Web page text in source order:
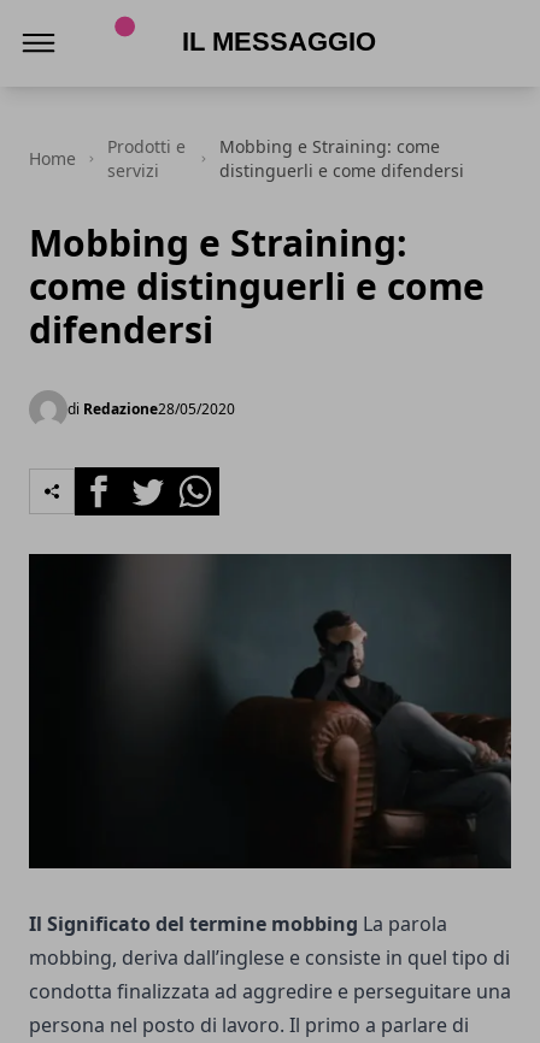
Home
Prodotti e
servizi
Mobbing e Straining: come
distinguerli e come difendersi
Mobbing e Straining:
come distinguerli e come
difendersi
di Redazione28/05/2020
FacebookTwitterWhatsapp
Il Significato del termine mobbing La parola
mobbing, deriva dall’inglese e consiste in quel tipo di
condotta finalizzata ad aggredire e perseguitare una
persona nel posto di lavoro. Il primo a parlare di